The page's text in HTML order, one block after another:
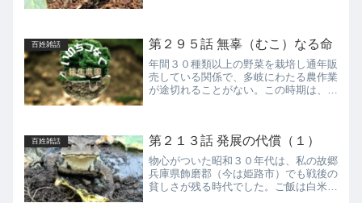
れば、幸いです。私は、四...
百姓雑話 第２９５話 無辜（むこ）なる命
年間３０種類以上の野菜を栽培し通年販
売している関係で、多岐にわたる農作業
が途切れることがない。この時期は、秋
る。素人には楽な作業に見え...
百姓雑話 第２１３話 発展の代償（１）
物心がついた昭和３０年代は、私の故郷
兵庫県飾磨郡（今は姫路市）でも戦後の
貧しさが残る時代でした。ご飯は白米と